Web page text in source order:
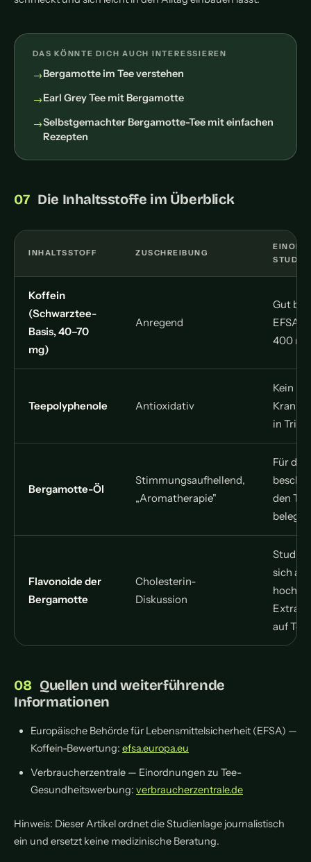
DAS KÖNNTE DICH AUCH INTERESSIEREN
Bergamotte im Tee verstehen
Earl Grey Tee mit Bergamotte
Selbstgemachter Bergamotte-Tee mit einfachen
Rezepten
Die Inhaltsstoffe im Überblick
INHALTSSTOFF ZUSCHREIBUNG
Koffein
(Schwarztee-
Basis, 40–70
mg)
Anregend
Gut
EFSA-
400
Teepolyphenole Antioxidativ
Kein
in
Bergamotte-Öl
Stimmungsaufhellend,
„Aromatherapie"
Für
den
belegt
Flavonoide der
Bergamotte
Cholesterin-
Diskussion
sich auf
auf Tee
Quellen und weiterführende
Informationen
Europäische Behörde für Lebensmittelsicherheit (EFSA) —
Koffein-Bewertung: efsa.europa.eu
Verbraucherzentrale — Einordnungen zu Tee-
Gesundheitswerbung: verbraucherzentrale.de
Hinweis: Dieser Artikel ordnet die Studienlage journalistisch
ein und ersetzt keine medizinische Beratung.